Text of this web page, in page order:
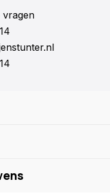
vragen